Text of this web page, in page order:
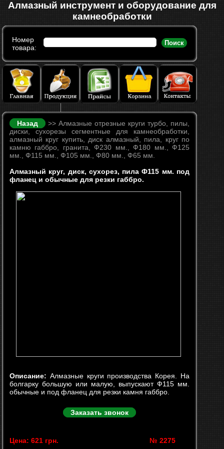
Алмазный инструмент и оборудование для
камнеобработки
Номер
товара:
Поиск
Назад
>> Алмазные отрезные круги турбо, пилы,
диски, сухорезы сегментные для камнеобработки,
алмазный круг купить, диск алмазный, пила, круг по
камню габбро, гранита, Ф230 мм., Ф180 мм., Ф125
мм., Ф115 мм., Ф105 мм., Ф80 мм., Ф65 мм.
Алмазный круг, диск, сухорез, пила Ф115 мм. под
фланец и обычные для резки габбро.
Описание: Алмазные круги производства Корея. На
болгарку большую или малую, выпускают Ф115 мм.
обычные и под фланец для резки камня габбро.
Заказать звонок
Цена: 621 грн. № 2275